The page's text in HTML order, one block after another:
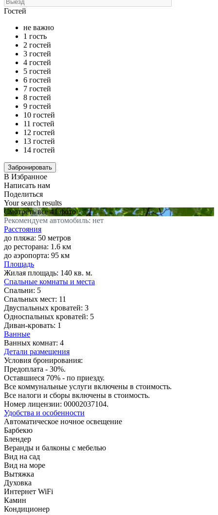
Гостей
не важно
1 гость
2 гостей
3 гостей
4 гостей
5 гостей
6 гостей
7 гостей
8 гостей
9 гостей
10 гостей
11 гостей
12 гостей
13 гостей
14 гостей
В Избранное
Написать нам
Поделиться
Your search results
Смотреть все 41 фото
Рекомендуем автомобиль: нет
Расстояния
до пляжа: 50 метров
до ресторана: 1.6 км
до аэропорта: 95 км
Площадь
Жилая площадь: 140 кв. м.
Спальные комнаты и места
Спальни: 5
Спальных мест: 11
Двуспальных кроватей: 3
Односпальных кроватей: 5
Диван-кровать: 1
Ванные
Ванных комнат: 4
Детали размещения
Условия бронирования:
Предоплата - 30%.
Оставшиеся 70% - по приезду.
Все коммунальные услуги включены в стоимость.
Все налоги и сборы включены в стоимость.
Номер лицензии: 00002037104.
Удобства и особенности
Автоматическое ночное освещение
Барбекю
Блендер
Веранды и балконы с мебелью
Вид на сад
Вид на море
Вытяжка
Духовка
Интернет WiFi
Камин
Кондиционер